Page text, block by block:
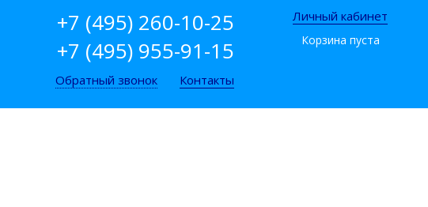
+7 (495) 260-10-25
+7 (495) 955-91-15
Обратный звонок Контакты
Личный кабинет
Корзина пуста